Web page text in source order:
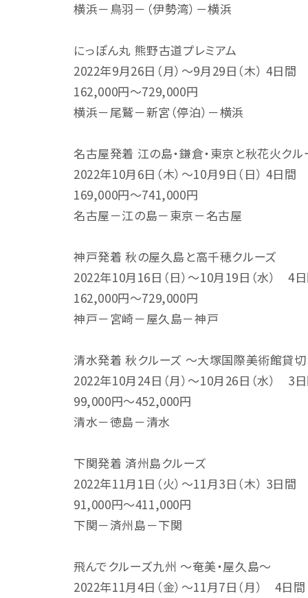
横浜－鳥羽－（伊勢湾）－横浜
にっぽん丸 熊野古道プレミアム
2022年9月26日（月）～9月29日（木） 4日間
162,000円～729,000円
横浜－尾鷲－新宮（停泊）－横浜
名古屋発着 江の島・鎌倉・東京と秋花火クル
2022年10月6日（木）～10月9日（日） 4日間
169,000円～741,000円
名古屋－江の島－東京－名古屋
神戸発着 秋の屋久島と高千穂クルーズ
2022年10月16日（日）～10月19日（水） 4
162,000円～729,000円
神戸－宮崎－屋久島－神戸
清水発着 秋クルーズ ～大塚国際美術館貸切
2022年10月24日（月）～10月26日（水） 3
99,000円～452,000円
清水－徳島－清水
下関発着 済州島クルーズ
2022年11月1日（火）～11月3日（木） 3日間
91,000円～411,000円
下関－済州島－下関
飛んでクルーズ九州 ～奄美・屋久島～
2022年11月4日（金）～11月7日（月） 4日間